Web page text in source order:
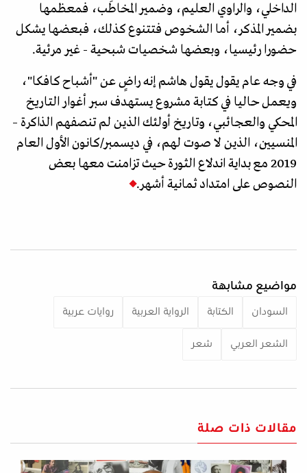
الداخلي، والراوي العليم، وضمير المخاطَب، فمعظمها
بضمير المذكر، أما الشخوص فتتنوع كذلك، فبعضها يشكل
حضورا رئيسيا، وبعضها شخصيات شبحية - غير مرئية.
في وجه عام يقول يقول هاشم إنه راضٍ عن "أشباح كافكا"،
ويعمل حاليا في كتابة مشروع يستهدف سبر أغوار التاريخ
المحكي والعجائبي، وتاريخ أولئك الذين لم تنصفهم الذاكرة –
المنسيين، الذين لا صوت لهم، في ديسمبر/كانون الأول العام
2019 مع بداية اندلاع الثورة حيث تزامنت معها بعض
النصوص على امتداد ثمانية أشهر.
مواضيع مشابهة
السودان الكتابة الرواية العربية روايات عربية
الشعر العربي شعر
مقالات ذات صلة